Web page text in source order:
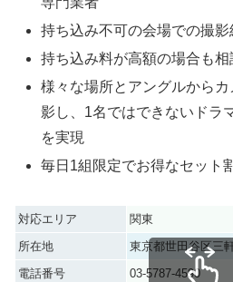
持ち込み不可の会場での撮影
持ち込み料が高額の場合も相
様々な場所とアングルから
影し、1名ではできないドラ
を実現
毎日1組限定でお得なセット
対応エリア
関東
所在地
東京都世田谷区三
電話番号
03-5787-4590